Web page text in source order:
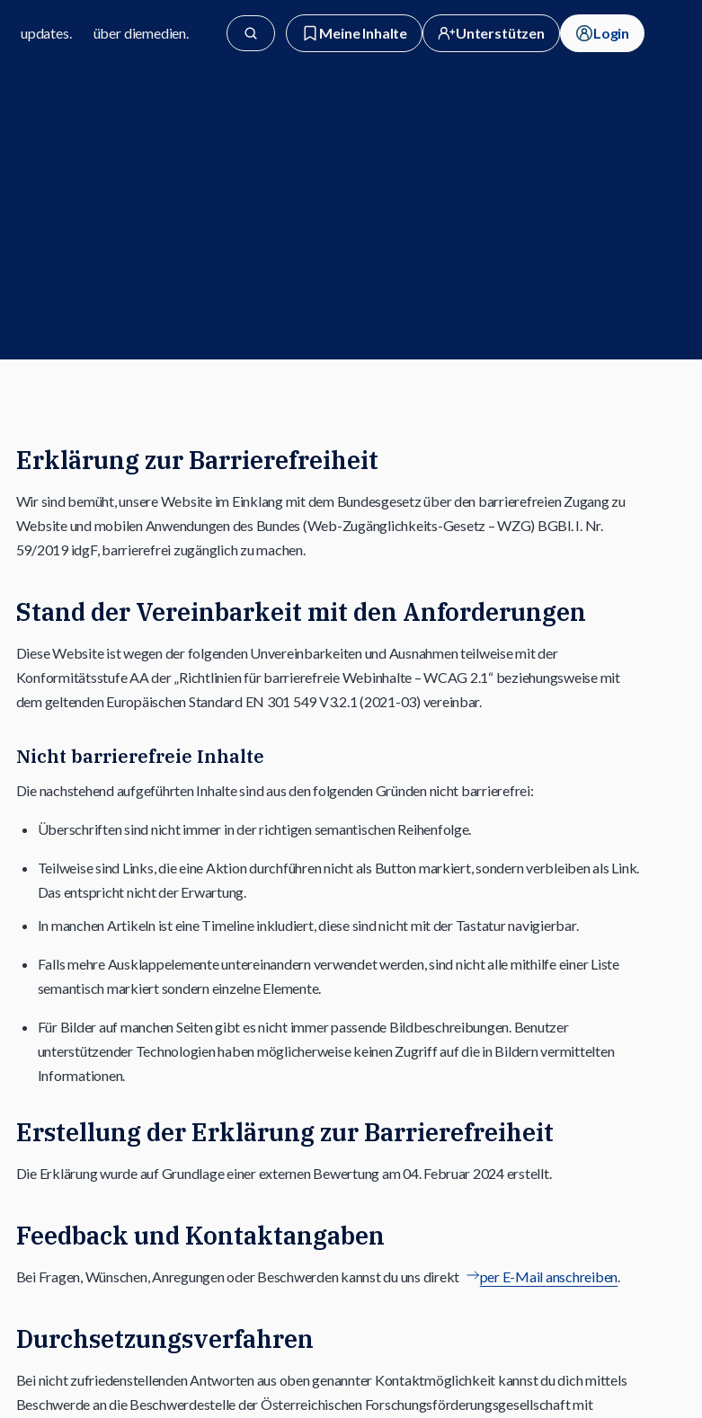
updates. über diemedien. Meine Inhalte Unterstützen Login
Erklärung zur Barrierefreiheit
Wir sind bemüht, unsere Website im Einklang mit dem Bundesgesetz über den barrierefreien Zugang zu
Website und mobilen Anwendungen des Bundes (Web-Zugänglichkeits-Gesetz – WZG) BGBl. I. Nr.
59/2019 idgF, barrierefrei zugänglich zu machen.
Stand der Vereinbarkeit mit den Anforderungen
Diese Website ist wegen der folgenden Unvereinbarkeiten und Ausnahmen teilweise mit der
Konformitätsstufe AA der „Richtlinien für barrierefreie Webinhalte – WCAG 2.1“ beziehungsweise mit
dem geltenden Europäischen Standard EN 301 549 V3.2.1 (2021-03) vereinbar.
Nicht barrierefreie Inhalte
Die nachstehend aufgeführten Inhalte sind aus den folgenden Gründen nicht barrierefrei:
Überschriften sind nicht immer in der richtigen semantischen Reihenfolge.
Teilweise sind Links, die eine Aktion durchführen nicht als Button markiert, sondern verbleiben als Link.
Das entspricht nicht der Erwartung.
In manchen Artikeln ist eine Timeline inkludiert, diese sind nicht mit der Tastatur navigierbar.
Falls mehre Ausklappelemente untereinandern verwendet werden, sind nicht alle mithilfe einer Liste
semantisch markiert sondern einzelne Elemente.
Für Bilder auf manchen Seiten gibt es nicht immer passende Bildbeschreibungen. Benutzer
unterstützender Technologien haben möglicherweise keinen Zugriff auf die in Bildern vermittelten
Informationen.
Erstellung der Erklärung zur Barrierefreiheit
Die Erklärung wurde auf Grundlage einer externen Bewertung am 04. Februar 2024 erstellt.
Feedback und Kontaktangaben
Bei Fragen, Wünschen, Anregungen oder Beschwerden kannst du uns direkt per E-Mail anschreiben.
Durchsetzungsverfahren
Bei nicht zufriedenstellenden Antworten aus oben genannter Kontaktmöglichkeit kannst du dich mittels
Beschwerde an die Beschwerdestelle der Österreichischen Forschungsförderungsgesellschaft mit